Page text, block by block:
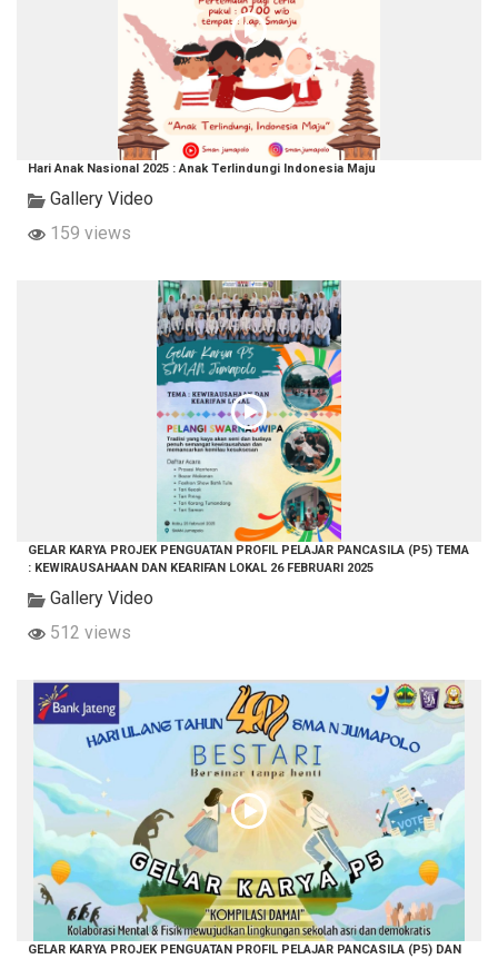
Hari Anak Nasional 2025 : Anak Terlindungi Indonesia Maju
Gallery Video
159 views
GELAR KARYA PROJEK PENGUATAN PROFIL PELAJAR PANCASILA (P5) TEMA
: KEWIRAUSAHAAN DAN KEARIFAN LOKAL 26 FEBRUARI 2025
Gallery Video
512 views
GELAR KARYA PROJEK PENGUATAN PROFIL PELAJAR PANCASILA (P5) DAN